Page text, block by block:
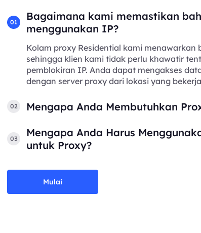
01
Bagaimana kami memastikan
menggunakan IP?
Kolam proxy Residential kami menawarkan
sehingga klien kami tidak perlu khawatir
pemblokiran IP. Anda dapat mengakses
dengan server proxy dari lokasi yang
02 Mengapa Anda Membutuhkan
03
Mengapa Anda Harus
untuk Proxy?
Mulai